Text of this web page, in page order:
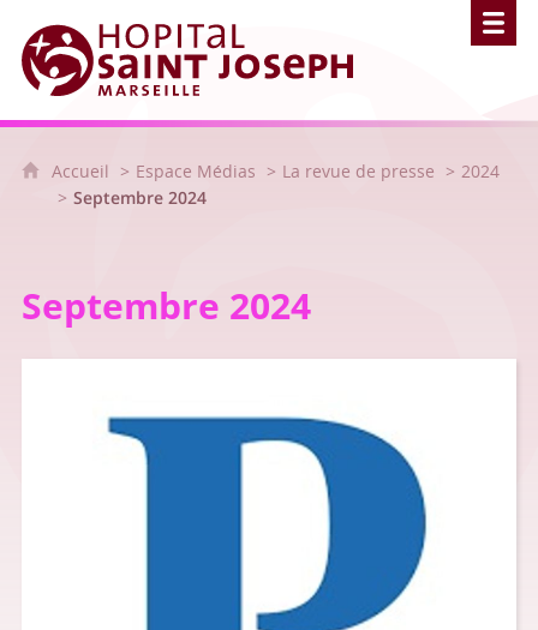
Hôpital Saint Joseph - Marseille
Accueil Espace Médias La revue de presse
2024
Septembre 2024
Septembre 2024